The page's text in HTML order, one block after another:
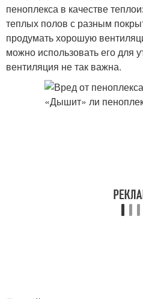
пеноплекса в качестве
теплых полов с разным
продумать хорошую
можно использовать его для
вентиляция не так важна.